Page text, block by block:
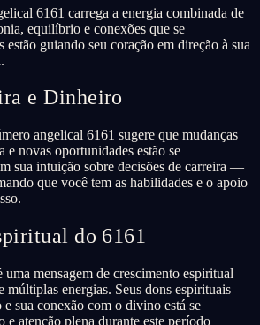
6161 carrega a energia combinada de
equilíbrio e conexões que se
estão guiando seu coração em direção à sua
e Dinheiro
angelical 6161 sugere que mudanças
e novas oportunidades estão se
sua intuição sobre decisões de carreira —
que você tem as habilidades e o apoio
do 6161
mensagem de crescimento espiritual
múltiplas energias. Seus dons espirituais
e sua conexão com o divino está se
e atenção plena durante este período